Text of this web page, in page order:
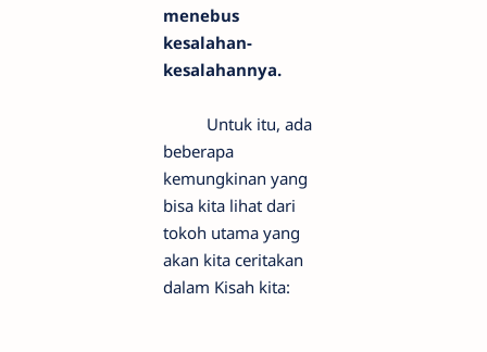
menebus
kesalahan-
kesalahannya.
Untuk itu, ada
beberapa
kemungkinan yang
bisa kita lihat dari
tokoh utama yang
akan kita ceritakan
dalam Kisah kita: